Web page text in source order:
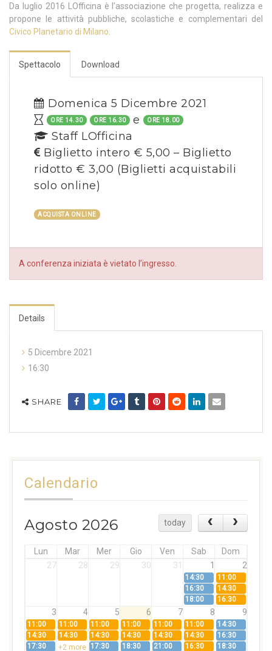
Da luglio 2016 LOfficina è l’associazione che progetta, realizza e
propone le attività pubbliche, scolastiche e complementari del
Civico Planetario di Milano
Spettacolo Download
Domenica 5 Dicembre 2021
ORE 14.30 ORE 16.30 e ORE 18.00
Staff LOfficina
Biglietto intero € 5,00 – Biglietto
ridotto € 3,00 (Biglietti acquistabili
solo online)
ACQUISTA ONLINE
A conferenza iniziata è vietato l’ingresso.
Details
5 Dicembre 2021
16:30
SHARE
Calendario
Agosto 2026 today
Lun Mar Mer Gio Ven Sab
Dom
27
28 29 30 31 1 2
14:30
11:00
16:30
14:30
18:00
16:30
3 4 5 6 7 8 9
11:00 11:00 11:00 11:00 11:00 11:00
14:30
14:30
14:30 14:30 14:30 14:30 14:30
16:30
17:30
+2 more 17:30 18:30 21:00 16:30 18:30